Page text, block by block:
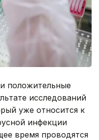
положительные
исследований
уже относится к
инфекции
время проводятся